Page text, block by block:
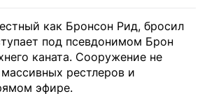
как Бронсон Рид, бросил
под псевдонимом Брон
каната. Сооружение не
рестлеров и
эфире.